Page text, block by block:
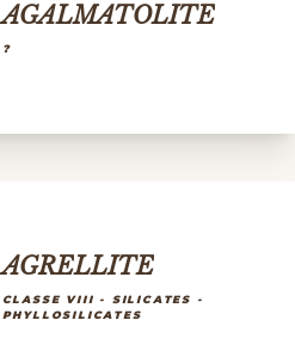
AGALMATOLITE
?
AGRELLITE
CLASSE VIII - SILICATES -
PHYLLOSILICATES